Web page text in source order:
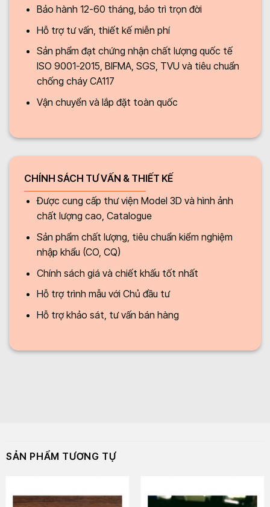
Bảo hành 12-60 tháng, bảo trì trọn đời
Hỗ trợ tư vấn, thiết kế miễn phí
Sản phẩm đạt chứng nhận chất lượng quốc tế
ISO 9001-2015, BIFMA, SGS, TVU và tiêu chuẩn
chống cháy CA117
Vận chuyển và lắp đặt toàn quốc
CHÍNH SÁCH TƯ VẤN & THIẾT KẾ
Được cung cấp thư viện Model 3D và hình ảnh
chất lượng cao, Catalogue
Sản phẩm chất lượng, tiêu chuẩn kiểm nghiệm
nhập khẩu (CO, CQ)
Chính sách giá và chiết khấu tốt nhất
Hỗ trợ trình mẫu với Chủ đầu tư
Hỗ trợ khảo sát, tư vấn bán hàng
SẢN PHẨM TƯƠNG TỰ